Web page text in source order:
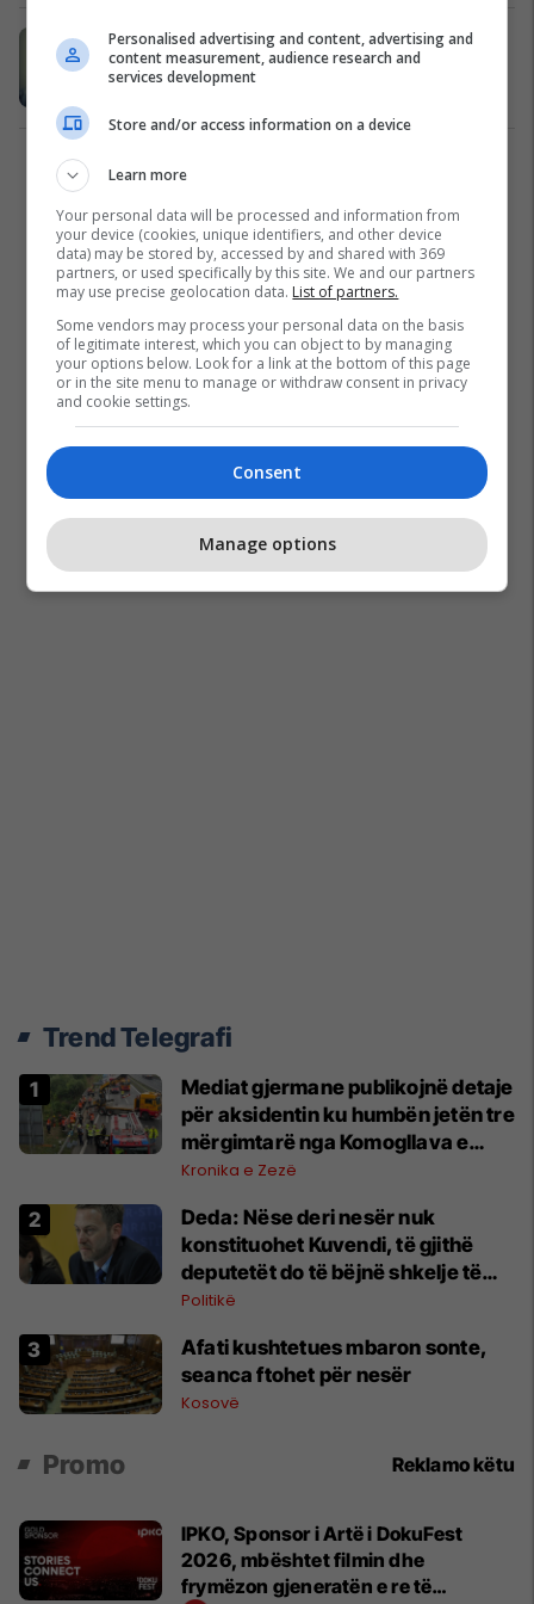
Me mjekër apo i rruar: Debat
shkencor (Video)
Lifestyle
Trend Telegrafi
Mediat gjermane publikojnë detaje
për aksidentin ku humbën jetën tre
mërgimtarë nga Komogllava e
Ferizajt
Kronika e Zezë
Deda: Nëse deri nesër nuk
konstituohet Kuvendi, të gjithë
deputetët do të bëjnë shkelje të
rëndë kushtetuese
Politikë
Afati kushtetues mbaron sonte,
seanca ftohet për nesër
Kosovë
Promo Reklamo këtu
IPKO, Sponsor i Artë i DokuFest
2026, mbështet filmin dhe
frymëzon gjeneratën e re të
Personalised advertising and content, advertising and
content measurement, audience research and
services development
Store and/or access information on a device
Learn more
Your personal data will be processed and information from
your device (cookies, unique identifiers, and other device
data) may be stored by, accessed by and shared with 369
partners, or used specifically by this site. We and our partners
may use precise geolocation data. List of partners.
Some vendors may process your personal data on the basis
of legitimate interest, which you can object to by managing
your options below. Look for a link at the bottom of this page
or in the site menu to manage or withdraw consent in privacy
and cookie settings.
Consent
Manage options